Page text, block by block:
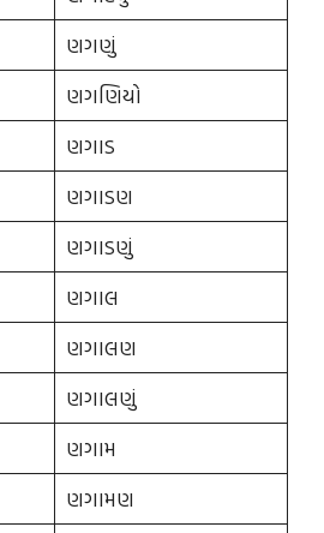
ણગણું
ણગણિયો
ણગાડ
ણગાડણ
ણગાડણું
ણગાલ
ણગાલણ
ણગાલણું
ણગામ
ણગામણ